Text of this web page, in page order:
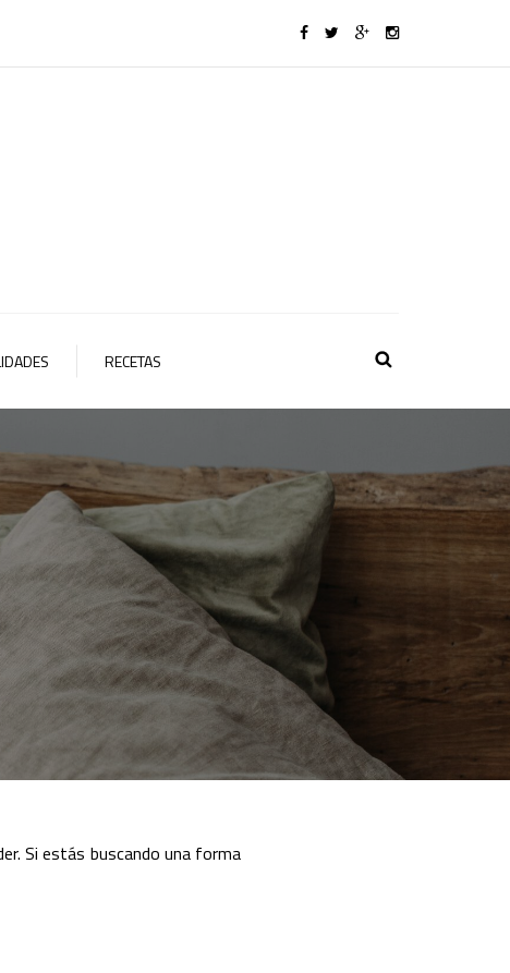
RECETAS
Si estás buscando una forma